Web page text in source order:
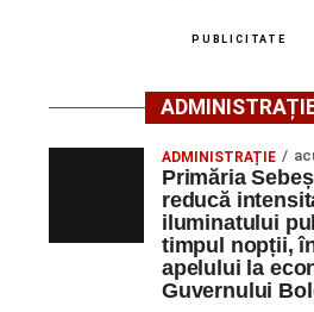
PUBLICITATE
ADMINISTRAȚIE
Primăria
reducă
iluminatului
timpul nopții,
apelului la
Guvernului